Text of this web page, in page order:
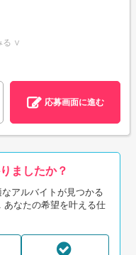
る ∨
応募画面に進む
ましたか？
アルバイトが見つかる
なたの希望を叶える仕